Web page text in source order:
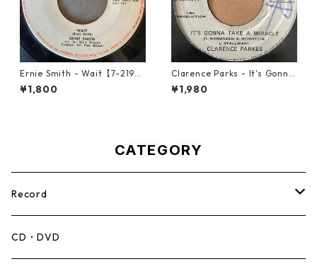
Ernie Smith - Wait【7-2196
0】
¥1,800
Clarence Parks - It's Gonna
Take A Miracle【7-21096】
¥1,980
CATEGORY
Record
Mento,Calypso,Ballad
CD・DVD